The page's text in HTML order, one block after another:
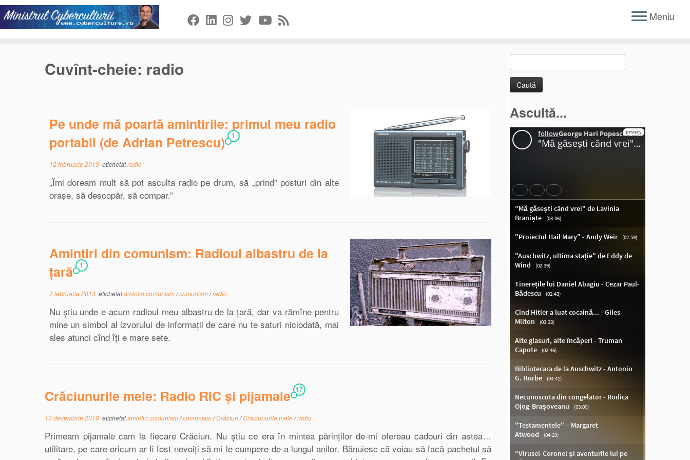
Sari
la
Meniu
Cuvînt-cheie: radio
Pe unde mă poartă amintirile: primul meu radio
portabil (de Adrian Petrescu)
1
12 februarie 2013etichetatradio
„Îmi doream mult să pot asculta radio pe drum, să „prind” posturi din alte
orașe, să descopăr, să compar.”
Amintiri din comunism: Radioul albastru de la
țară
1
7 februarie 2013etichetatamintiri comunism/comunism/radio
Nu știu unde e acum radioul meu albastru de la țară, dar va rămîne pentru
mine un simbol al izvorului de informații de care nu te saturi niciodată, mai
ales atunci cînd îți e mare sete.
Crăciunurile mele: Radio RIC şi pijamale 17
13 decembrie 2010 etichetatamintiri comunism/comunism/Crăciun/Craciunurile mele/radio
Primeam pijamale cam la fiecare Crăciun. Nu ştiu ce era în mintea părinţilor de-mi ofereau cadouri din astea…
utilitare, pe care oricum ar fi fost nevoiţi să mi le cumpere de-a lungul anilor. Bănuiesc că voiau să facă pachetul să
după:
Ascultă...